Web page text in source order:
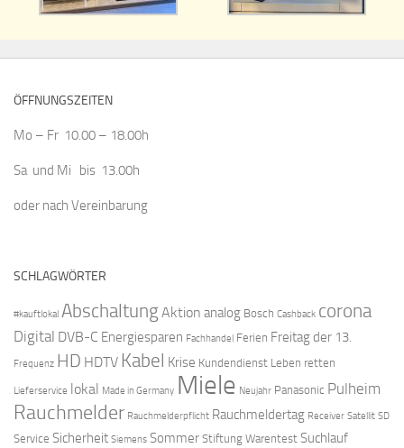
ÖFFNUNGSZEITEN
Mo – Fr 10.00 – 18.00h
Sa und Mi bis 13.00h
oder nach Vereinbarung
SCHLAGWÖRTER
#kauftlokal AbschaltungAktion analog Bosch Cashback corona
Digital DVB-C Energiesparen Fachhandel Ferien Freitag der 13.
Frequenz HD HDTV Kabel Krise Kundendienst Leben retten
Lieferservice lokal Made in Germany Miele Neujahr Panasonic Pulheim
Rauchmelder Rauchmelderpflicht Rauchmeldertag Receiver Satellit SD
Service Sicherheit Siemens Sommer Stiftung Warentest Suchlauf